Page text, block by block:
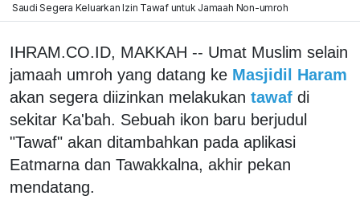
Saudi Segera Keluarkan Izin Tawaf untuk Jamaah Non-umroh
IHRAM.CO.ID, MAKKAH -- Umat Muslim selain
jamaah umroh yang datang ke Masjidil Haram
akan segera diizinkan melakukan tawaf di
sekitar Ka'bah. Sebuah ikon baru berjudul
"Tawaf" akan ditambahkan pada aplikasi
Eatmarna dan Tawakkalna, akhir pekan
mendatang.